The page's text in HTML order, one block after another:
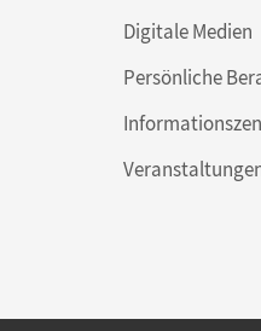
Digitale Medien
Persönliche